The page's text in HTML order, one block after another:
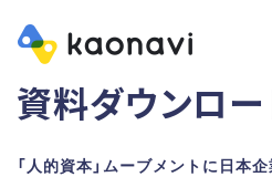
資料ダウンロー
「人的資本」ムーブメントに日本